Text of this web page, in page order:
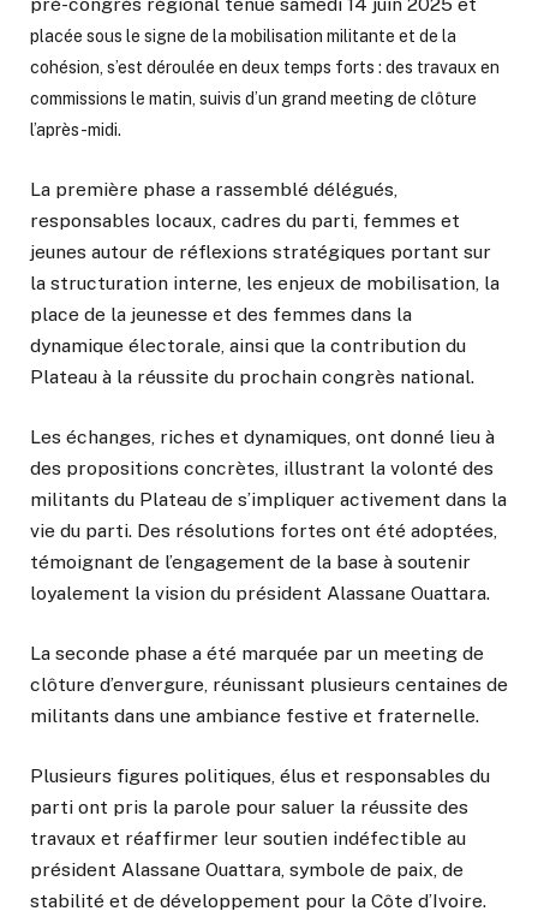
placée sous le signe de la mobilisation militante et de la
cohésion, s’est déroulée en deux temps forts : des travaux en
commissions le matin, suivis d’un grand meeting de clôture
l’après-midi.
La première phase a rassemblé délégués,
responsables locaux, cadres du parti, femmes et
jeunes autour de réflexions stratégiques portant sur
la structuration interne, les enjeux de mobilisation, la
place de la jeunesse et des femmes dans la
dynamique électorale, ainsi que la contribution du
Plateau à la réussite du prochain congrès national.
Les échanges, riches et dynamiques, ont donné lieu à
des propositions concrètes, illustrant la volonté des
militants du Plateau de s’impliquer activement dans la
vie du parti. Des résolutions fortes ont été adoptées,
témoignant de l’engagement de la base à soutenir
loyalement la vision du président Alassane Ouattara.
La seconde phase a été marquée par un meeting de
clôture d’envergure, réunissant plusieurs centaines de
militants dans une ambiance festive et fraternelle.
Plusieurs figures politiques, élus et responsables du
parti ont pris la parole pour saluer la réussite des
travaux et réaffirmer leur soutien indéfectible au
président Alassane Ouattara, symbole de paix, de
stabilité et de développement pour la Côte d’Ivoire.